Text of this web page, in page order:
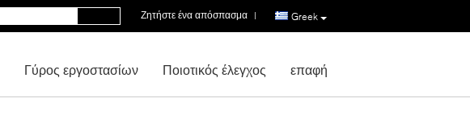
Greek
Ζητήστε ένα απόσπασμα |
Γύρος εργοστασίων Ποιοτικός έλεγχος επαφή